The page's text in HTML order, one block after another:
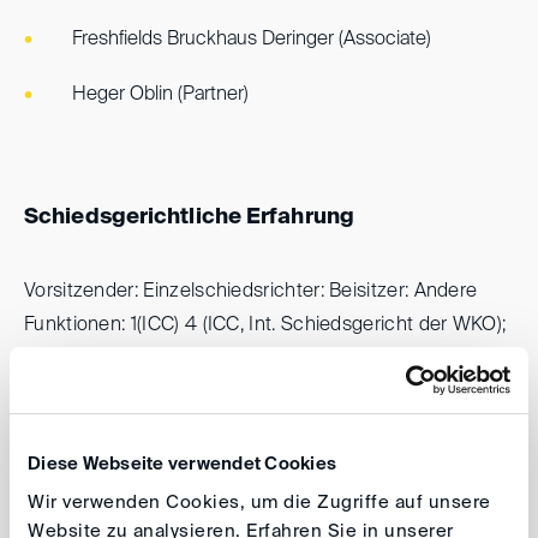
Diese Webseite verwendet Cookies
Wir verwenden Cookies, um die Zugriffe auf unsere
Website zu analysieren. Erfahren Sie in unserer
Freshfields Bruckhaus Deringer (Associate)
Heger Oblin (Partner)
Schiedsgerichtliche Erfahrung
Vorsitzender: Einzelschiedsrichter: Beisitzer: Andere
Funktionen: 1(ICC) 4 (ICC, Int. Schiedsgericht der WKO);
LCIA, Züricher Handelskammer); Als Parteivertreter: 5
Ungar. Wirtschaftskammer); Gegenstand der
Schiedsgerichtsverfahren: Beispiele: Rechtsstreit
zwischen einem internationalen Stahlproduktions-